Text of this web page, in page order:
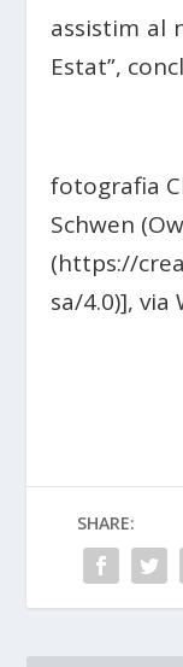
assistim al
Estat”,
fotografia
Schwen
(https://
sa/4.0)],
SHARE: